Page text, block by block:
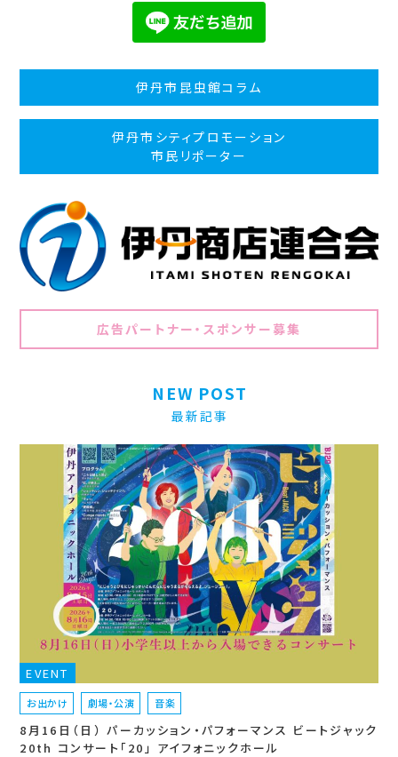
伊丹市昆虫館コラム
伊丹市シティプロモーション
市民リポーター
広告パートナー・スポンサー募集
NEW POST
最新記事
EVENT
お出かけ 劇場・公演 音楽
8月16日（日） パーカッション・パフォーマンス ビートジャック
20th コンサート「20」 アイフォニックホール